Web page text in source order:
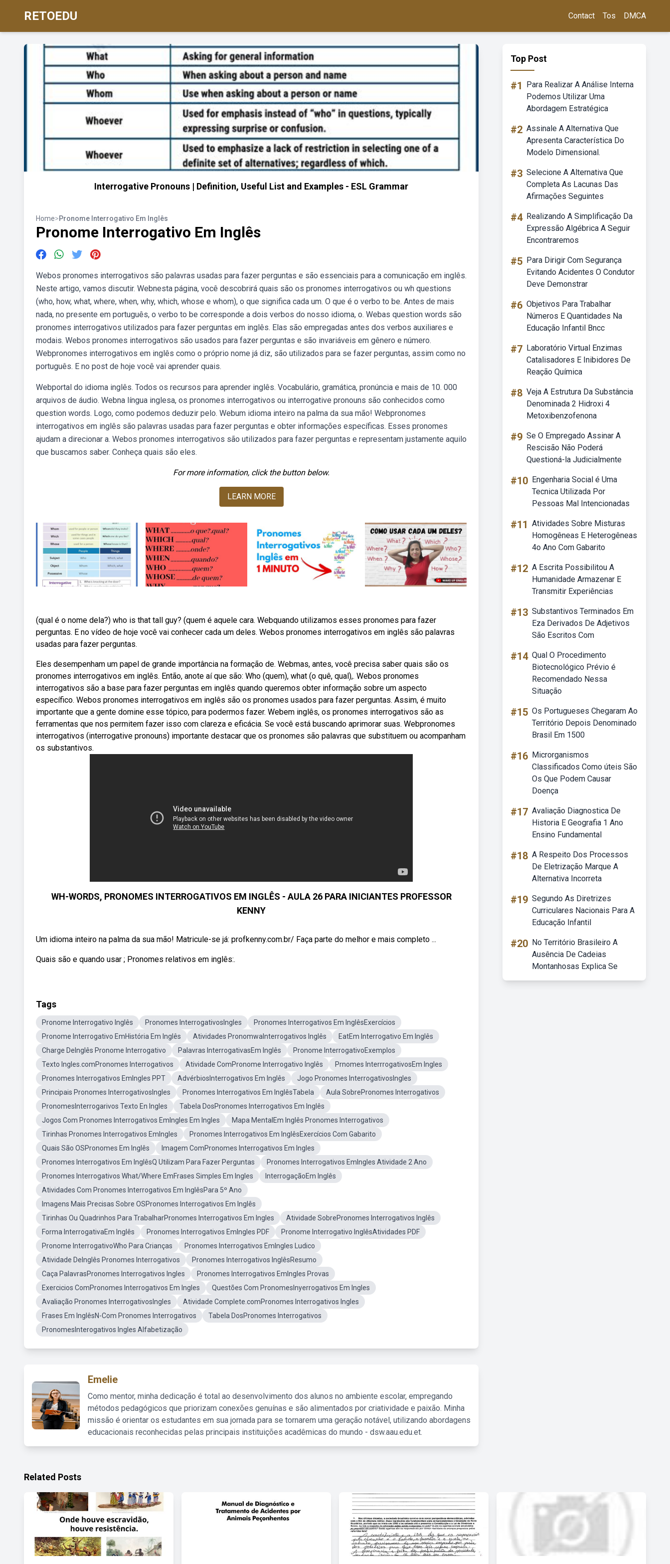
RETOEDU Contact Tos DMCA
Interrogative Pronouns | Definition, Useful List and Examples - ESL Grammar
Home>Pronome Interrogativo Em Inglês
Pronome Interrogativo Em Inglês
Webos pronomes interrogativos são palavras usadas para fazer perguntas e são essenciais para a comunicação em inglês.
Neste artigo, vamos discutir. Webnesta página, você descobrirá quais são os pronomes interrogativos ou wh questions
(who, how, what, where, when, why, which, whose e whom), o que significa cada um. O que é o verbo to be. Antes de mais
nada, no presente em português, o verbo to be corresponde a dois verbos do nosso idioma, o. Webas question words são
pronomes interrogativos utilizados para fazer perguntas em inglês. Elas são empregadas antes dos verbos auxiliares e
modais. Webos pronomes interrogativos são usados para fazer perguntas e são invariáveis em gênero e número.
Webpronomes interrogativos em inglês como o próprio nome já diz, são utilizados para se fazer perguntas, assim como no
português. E no post de hoje você vai aprender quais.
Webportal do idioma inglês. Todos os recursos para aprender inglês. Vocabulário, gramática, pronúncia e mais de 10. 000
arquivos de áudio. Webna língua inglesa, os pronomes interrogativos ou interrogative pronouns são conhecidos como
question words. Logo, como podemos deduzir pelo. Webum idioma inteiro na palma da sua mão! Webpronomes
interrogativos em inglês são palavras usadas para fazer perguntas e obter informações específicas. Esses pronomes
ajudam a direcionar a. Webos pronomes interrogativos são utilizados para fazer perguntas e representam justamente aquilo
que buscamos saber. Conheça quais são eles.
For more information, click the button below.
LEARN MORE
(qual é o nome dela?) who is that tall guy? (quem é aquele cara. Webquando utilizamos esses pronomes para fazer
perguntas. E no vídeo de hoje você vai conhecer cada um deles. Webos pronomes interrogativos em inglês são palavras
usadas para fazer perguntas.
Eles desempenham um papel de grande importância na formação de. Webmas, antes, você precisa saber quais são os
pronomes interrogativos em inglês. Então, anote aí que são: Who (quem), what (o quê, qual),. Webos pronomes
interrogativos são a base para fazer perguntas em inglês quando queremos obter informação sobre um aspecto
específico. Webos pronomes interrogativos em inglês são os pronomes usados para fazer perguntas. Assim, é muito
importante que a gente domine esse tópico, para podermos fazer. Webem inglês, os pronomes interrogativos são as
ferramentas que nos permitem fazer isso com clareza e eficácia. Se você está buscando aprimorar suas. Webpronomes
interrogativos (interrogative pronouns) importante destacar que os pronomes são palavras que substituem ou acompanham
os substantivos.
WH-WORDS, PRONOMES INTERROGATIVOS EM INGLÊS - AULA 26 PARA INICIANTES PROFESSOR
KENNY
Um idioma inteiro na palma da sua mão! Matricule-se já: profkenny.com.br/ Faça parte do melhor e mais completo ...
Quais são e quando usar ; Pronomes relativos em inglês:.
Tags
Pronome Interrogativo Inglês Pronomes InterrogativosIngles
Pronomes Interrogativos Em InglêsExercícios
Pronome Interrogativo EmHistória Em Inglês
Atividades PronomwaInterrogativos Inglês
EatEm Interrogativo Em Inglês
Charge DeInglês Pronome Interrogativo
Palavras InterrogativasEm Inglês
Pronome InterrogativoExemplos
Texto Ingles.comPronomes Interrogativos
Atividade ComPronome Interrogativo Inglês
Prnomes InterrrogativosEm Ingles
Pronomes Interrogativos EmIngles PPT
AdvérbiosInterrogativos Em Inglês
Jogo Pronomes InterrogativosIngles
Principais Pronomes InterrogativosIngles
Pronomes Interrogativos Em InglêsTabela
Aula SobrePronomes Interrogativos
PronomesInterrogarivos Texto En Ingles
Tabela DosPronomes Interrogativos Em Inglês
Jogos Com Pronomes Interrogativos EmIngles Em Ingles
Mapa MentalEm Inglês Pronomes Interrogativos
Tirinhas Pronomes Interrogativos EmIngles
Pronomes Interrogativos Em InglêsExercícios Com Gabarito
Quais São OSPronomes Em Inglês
Imagem ComPronomes Interrogativos Em Ingles
Pronomes Interrogativos Em InglêsQ Utilizam Para Fazer Perguntas
Pronomes Interrogativos EmIngles Atividade 2 Ano
Pronomes Interrogativos What/Where EmFrases Simples Em Ingles
InterrogaçãoEm Inglês
Atividades Com Pronomes Interrogativos Em InglêsPara 5º Ano
Imagens Mais Precisas Sobre OSPronomes Interrogativos Em Inglês
Tirinhas Ou Quadrinhos Para TrabalharPronomes Interrogativos Em Ingles
Atividade SobrePronomes Interrogativos Inglês
Forma InterrogativaEm Inglês
Pronomes Interrogativos EmIngles PDF
Pronome Interrogativo InglêsAtividades PDF
Pronome InterrogativoWho Para Crianças
Pronomes Interrogativos EmIngles Ludico
Atividade DeInglês Pronomes Interrogativos
Pronomes Interrogativos InglêsResumo
Caça PalavrasPronomes Interrogativos Ingles
Pronomes Interrogativos EmIngles Provas
Exercicios ComPronomes Interrogativos Em Ingles
Questões Com PronomesInyerrogativos Em Ingles
Avaliação Pronomes InterrogativosIngles
Atividade Complete.comPronomes Interrogativos Ingles
Frases Em InglêsN-Com Pronomes Interrogativos
Tabela DosPronomes Interrogativos
PronomesInterogativos Ingles Alfabetização
Emelie
Como mentor, minha dedicação é total ao desenvolvimento dos alunos no ambiente escolar, empregando
métodos pedagógicos que priorizam conexões genuínas e são alimentados por criatividade e paixão. Minha
missão é orientar os estudantes em sua jornada para se tornarem uma geração notável, utilizando abordagens
educacionais reconhecidas pelas principais instituições acadêmicas do mundo - dsw.aau.edu.et.
Top Post
#1
Para Realizar A Análise Interna
Podemos Utilizar Uma
Abordagem Estratégica
#2 Assinale A Alternativa Que
Apresenta Característica Do
Modelo Dimensional.
#3 Selecione A Alternativa Que
Completa As Lacunas Das
Afirmações Seguintes
#4 Realizando A Simplificação Da
Expressão Algébrica A Seguir
Encontraremos
#5 Para Dirigir Com Segurança
Evitando Acidentes O Condutor
Deve Demonstrar
#6 Objetivos Para Trabalhar
Números E Quantidades Na
Educação Infantil Bncc
#7 Laboratório Virtual Enzimas
Catalisadores E Inibidores De
Reação Química
#8 Veja A Estrutura Da Substância
Denominada 2 Hidroxi 4
Metoxibenzofenona
#9 Se O Empregado Assinar A
Rescisão Não Poderá
Questioná-la Judicialmente
#10 Engenharia Social é Uma
Tecnica Utilizada Por
Pessoas Mal Intencionadas
#11 Atividades Sobre Misturas
Homogêneas E Heterogêneas
4o Ano Com Gabarito
#12 A Escrita Possibilitou A
Humanidade Armazenar E
Transmitir Experiências
#13 Substantivos Terminados Em
Eza Derivados De Adjetivos
São Escritos Com
#14 Qual O Procedimento
Biotecnológico Prévio é
Recomendado Nessa
Situação
#15 Os Portugueses Chegaram Ao
Território Depois Denominado
Brasil Em 1500
#16 Microrganismos
Classificados Como úteis São
Os Que Podem Causar
Doença
#17 Avaliação Diagnostica De
Historia E Geografia 1 Ano
Ensino Fundamental
#18 A Respeito Dos Processos
De Eletrização Marque A
Alternativa Incorreta
#19 Segundo As Diretrizes
Curriculares Nacionais Para A
Educação Infantil
#20 No Território Brasileiro A
Ausência De Cadeias
Montanhosas Explica Se
Related Posts